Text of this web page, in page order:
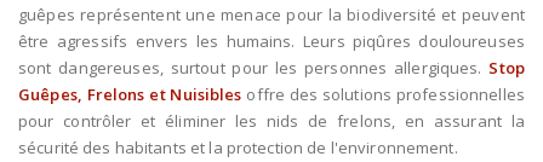
guêpes représentent une menace pour la biodiversité et peuvent
être agressifs envers les humains. Leurs piqûres douloureuses
sont dangereuses, surtout pour les personnes allergiques. Stop
Guêpes, Frelons et Nuisibles offre des solutions professionnelles
pour contrôler et éliminer les nids de frelons, en assurant la
sécurité des habitants et la protection de l'environnement.